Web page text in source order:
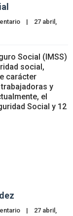
|
27 abril,
Social (IMSS)
social,
carácter
y
el
Social y 12
|
27 abril,